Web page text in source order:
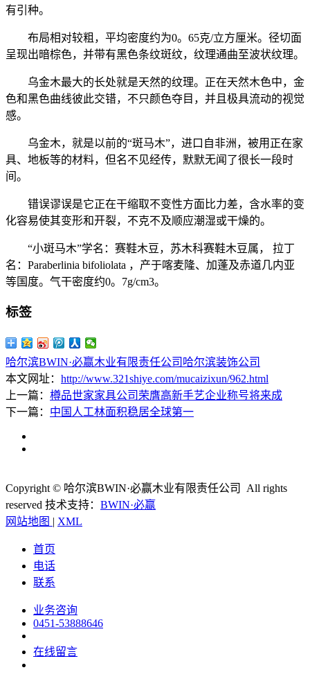
有引种。
布局相对较粗，平均密度约为0。65克/立方厘米。径切面
呈现出暗棕色，并带有黑色条纹斑纹，纹理通曲至波状纹理。
乌金木最大的长处就是天然的纹理。正在天然木色中，金
色和黑色曲线彼此交错，不只颜色夺目，并且极具流动的视觉
感。
乌金木，就是以前的“斑马木”，进口自非洲，被用正在家
具、地板等的材料，但名不见经传，默默无闻了很长一段时
间。
错误谬误是它正在干缩取不变性方面比力差，含水率的变
化容易使其变形和开裂，不克不及顺应潮湿或干燥的。
“小斑马木”学名：赛鞋木豆，苏木科赛鞋木豆属， 拉丁
名：Paraberlinia bifoliolata ，产于喀麦隆、加蓬及赤道几内亚
等国度。气干密度约0。7g/cm3。
标签
哈尔滨BWIN·必赢木业有限责任公司 哈尔滨装饰公司
本文网址： http://www.321shiye.com/mucaizixun/962.html
上一篇： 樽品世家家具公司荣膺高新手艺企业称号将来成
下一篇： 中国人工林面积稳居全球第一
Copyright © 哈尔滨BWIN·必赢木业有限责任公司 All rights
reserved 技术支持： BWIN·必赢
网站地图 | XML
首页
电话
联系
业务咨询
0451-53888646
在线留言